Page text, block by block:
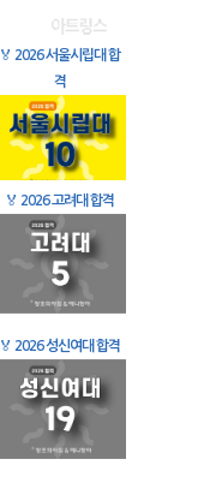
🏅 2026 서울시립대 합
격
🏅 2026 고려대 합격
🏅 2026 성신여대 합격